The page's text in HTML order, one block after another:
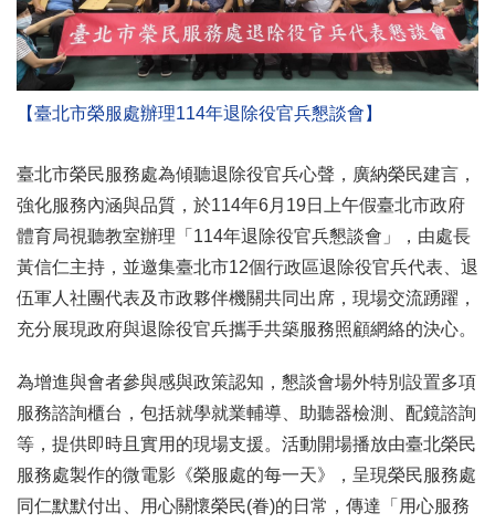
【臺北市榮服處辦理114年退除役官兵懇談會】
臺北市榮民服務處為傾聽退除役官兵心聲，廣納榮民建言，
強化服務內涵與品質，於114年6月19日上午假臺北市政府
體育局視聽教室辦理「114年退除役官兵懇談會」，由處長
黃信仁主持，並邀集臺北市12個行政區退除役官兵代表、退
伍軍人社團代表及市政夥伴機關共同出席，現場交流踴躍，
充分展現政府與退除役官兵攜手共築服務照顧網絡的決心。
為增進與會者參與感與政策認知，懇談會場外特別設置多項
服務諮詢櫃台，包括就學就業輔導、助聽器檢測、配鏡諮詢
等，提供即時且實用的現場支援。活動開場播放由臺北榮民
服務處製作的微電影《榮服處的每一天》，呈現榮民服務處
同仁默默付出、用心關懷榮民(眷)的日常，傳達「用心服務